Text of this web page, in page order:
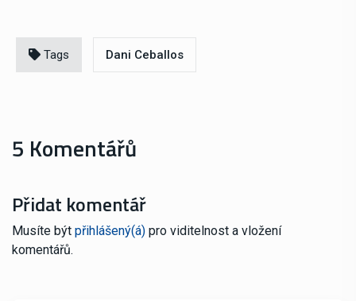
Tags Dani Ceballos
5 Komentářů
Přidat komentář
Musíte být přihlášený(á) pro viditelnost a vložení
komentářů.